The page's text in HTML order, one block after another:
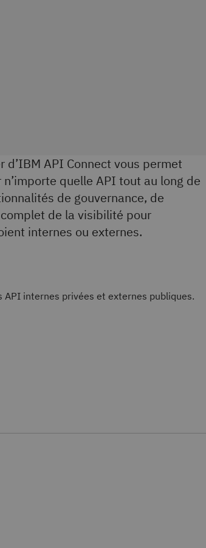
d’IBM API Connect vous permet
n’importe quelle API tout au long de
de gouvernance, de
de la visibilité pour
internes ou externes.
API internes privées et externes publiques.